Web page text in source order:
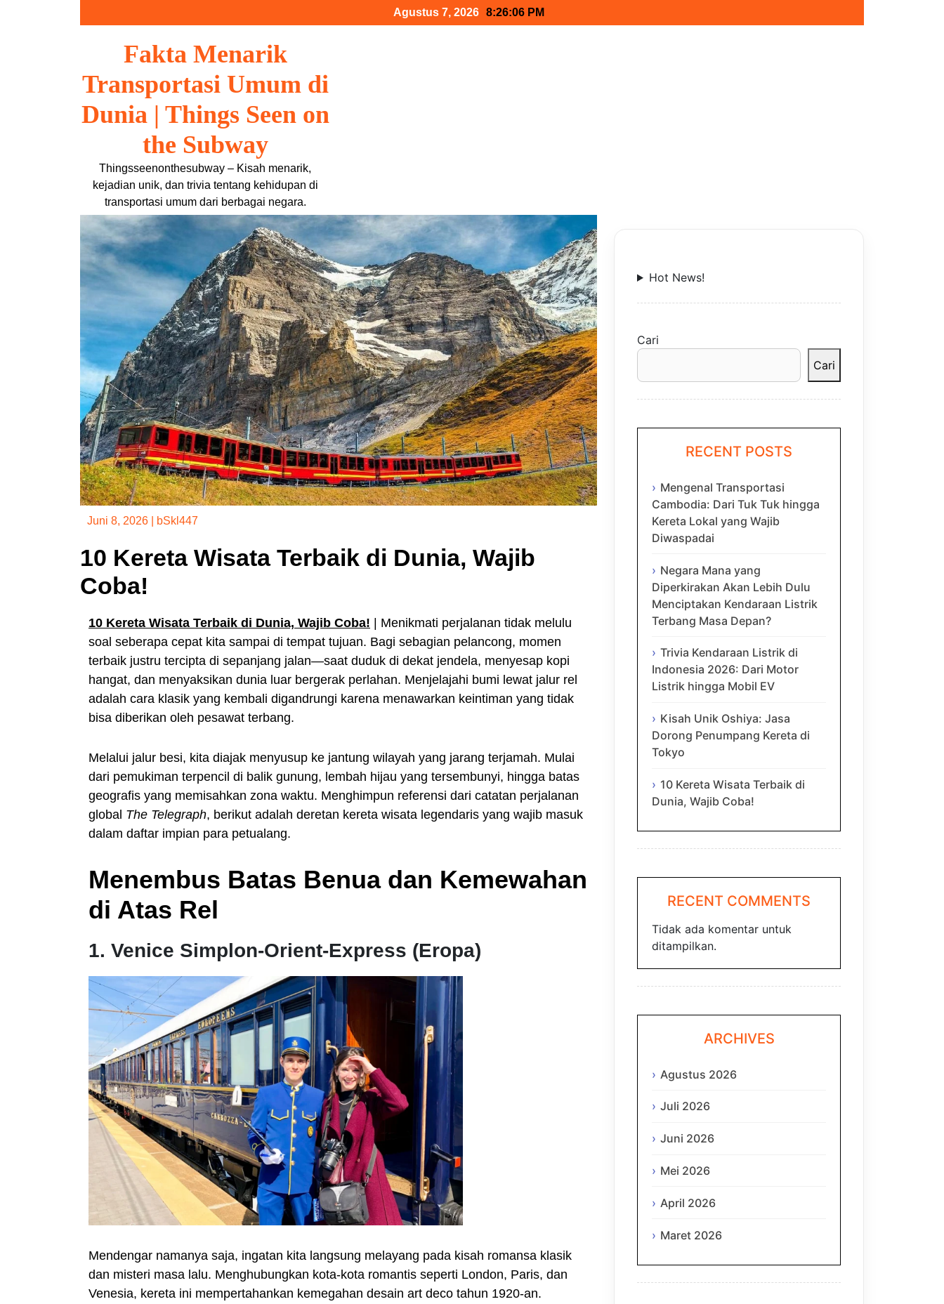
Agustus 7, 2026 8:26:07 PM
Fakta Menarik
Transportasi Umum di
Dunia | Things Seen on
the Subway
Thingsseenonthesubway – Kisah menarik,
kejadian unik, dan trivia tentang kehidupan di
transportasi umum dari berbagai negara.
Juni 8, 2026 bSkl447
10 Kereta Wisata Terbaik di Dunia, Wajib
Coba!
10 Kereta Wisata Terbaik di Dunia, Wajib Coba! | Menikmati perjalanan tidak melulu
soal seberapa cepat kita sampai di tempat tujuan. Bagi sebagian pelancong, momen
terbaik justru tercipta di sepanjang jalan—saat duduk di dekat jendela, menyesap kopi
hangat, dan menyaksikan dunia luar bergerak perlahan. Menjelajahi bumi lewat jalur rel
adalah cara klasik yang kembali digandrungi karena menawarkan keintiman yang tidak
bisa diberikan oleh pesawat terbang.
Melalui jalur besi, kita diajak menyusup ke jantung wilayah yang jarang terjamah. Mulai
dari pemukiman terpencil di balik gunung, lembah hijau yang tersembunyi, hingga batas
geografis yang memisahkan zona waktu. Menghimpun referensi dari catatan perjalanan
global The Telegraph, berikut adalah deretan kereta wisata legendaris yang wajib masuk
dalam daftar impian para petualang.
Menembus Batas Benua dan Kemewahan
di Atas Rel
1. Venice Simplon-Orient-Express (Eropa)
Mendengar namanya saja, ingatan kita langsung melayang pada kisah romansa klasik
dan misteri masa lalu. Menghubungkan kota-kota romantis seperti London, Paris, dan
Venesia, kereta ini mempertahankan kemegahan desain art deco tahun 1920-an.
Hot News!
Cari
Cari
RECENT POSTS
Mengenal Transportasi
Cambodia: Dari Tuk Tuk hingga
Kereta Lokal yang Wajib
Diwaspadai
Negara Mana yang
Diperkirakan Akan Lebih Dulu
Menciptakan Kendaraan Listrik
Terbang Masa Depan?
Trivia Kendaraan Listrik di
Indonesia 2026: Dari Motor
Listrik hingga Mobil EV
Kisah Unik Oshiya: Jasa
Dorong Penumpang Kereta di
Tokyo
10 Kereta Wisata Terbaik di
Dunia, Wajib Coba!
RECENT COMMENTS
Tidak ada komentar untuk
ditampilkan.
ARCHIVES
Agustus 2026
Juli 2026
Juni 2026
Mei 2026
April 2026
Maret 2026